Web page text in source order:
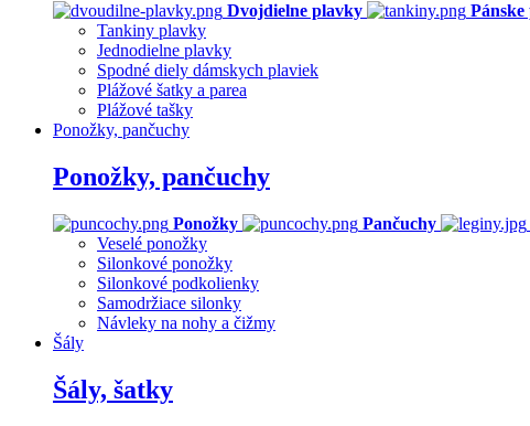
Dvojdielne plavky
Tankiny plavky
Jednodielne plavky
Spodné diely dámskych plaviek
Plážové šatky a parea
Plážové tašky
Ponožky, pančuchy
Ponožky, pančuchy
Ponožky Pančuchy
Veselé ponožky
Silonkové ponožky
Silonkové podkolienky
Samodržiace silonky
Návleky na nohy a čižmy
Šály
Šály, šatky